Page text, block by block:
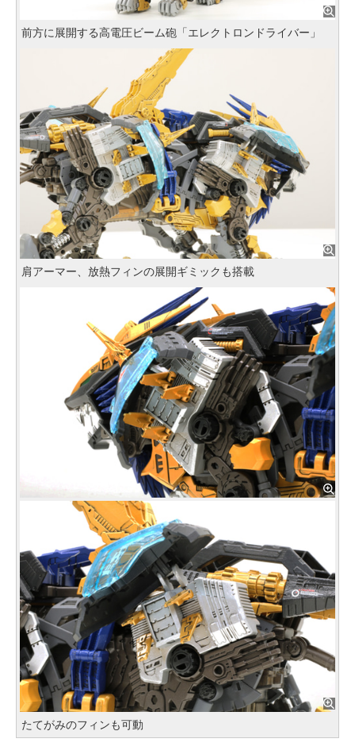
前方に展開する高電圧ビーム砲「エレクトロンドライバー」
肩アーマー、放熱フィンの展開ギミックも搭載
たてがみのフィンも可動